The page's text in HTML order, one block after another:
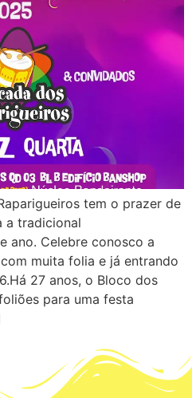
tem o prazer de
a tradicional
ano. Celebre conosco a
muita folia e já entrando
27 anos, o Bloco dos
para uma festa